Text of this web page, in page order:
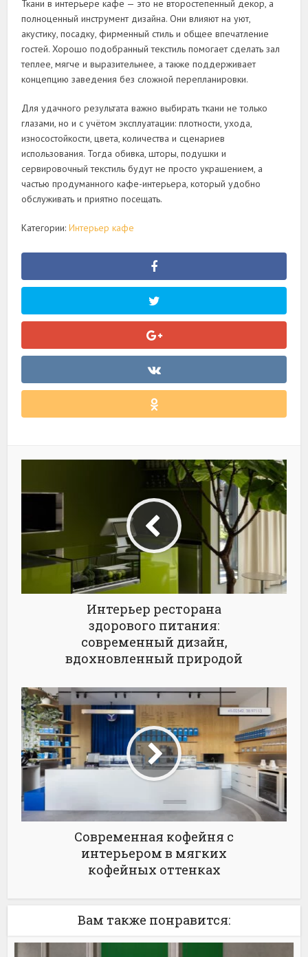
Ткани в интерьере кафе — это не второстепенный декор, а
полноценный инструмент дизайна. Они влияют на уют,
акустику, посадку, фирменный стиль и общее впечатление
гостей. Хорошо подобранный текстиль помогает сделать зал
теплее, мягче и выразительнее, а также поддерживает
концепцию заведения без сложной перепланировки.
Для удачного результата важно выбирать ткани не только
глазами, но и с учётом эксплуатации: плотности, ухода,
износостойкости, цвета, количества и сценариев
использования. Тогда обивка, шторы, подушки и
сервировочный текстиль будут не просто украшением, а
частью продуманного кафе-интерьера, который удобно
обслуживать и приятно посещать.
Категории:Интерьер кафе
Интерьер ресторана
здорового питания:
современный дизайн,
вдохновленный природой
Современная кофейня с
интерьером в мягких
кофейных оттенках
Вам также понравится: